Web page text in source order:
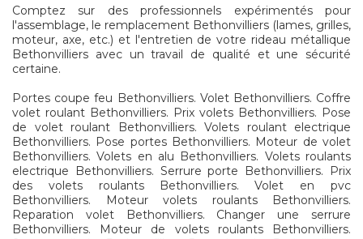
Comptez sur des professionnels expérimentés pour
l'assemblage, le remplacement Bethonvilliers (lames, grilles,
moteur, axe, etc.) et l'entretien de votre rideau métallique
Bethonvilliers avec un travail de qualité et une sécurité
certaine.
Portes coupe feu Bethonvilliers. Volet Bethonvilliers. Coffre
volet roulant Bethonvilliers. Prix volets Bethonvilliers. Pose
de volet roulant Bethonvilliers. Volets roulant electrique
Bethonvilliers. Pose portes Bethonvilliers. Moteur de volet
Bethonvilliers. Volets en alu Bethonvilliers. Volets roulants
electrique Bethonvilliers. Serrure porte Bethonvilliers. Prix
des volets roulants Bethonvilliers. Volet en pvc
Bethonvilliers. Moteur volets roulants Bethonvilliers.
Reparation volet Bethonvilliers. Changer une serrure
Bethonvilliers. Moteur de volets roulants Bethonvilliers.